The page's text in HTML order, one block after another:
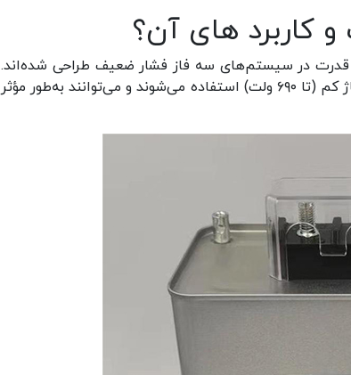
کاربرد های آن؟
قدرت در سیستم‌های سه فاز فشار ضعیف طراحی شده‌اند.
این خازن‌ها معمولاً در شبکه‌های صنعتی و سیستم‌های برق با ولتاژ کم (تا ۶۹۰ ولت) استفاده می‌شوند و می‌توانند به‌طور مؤثر